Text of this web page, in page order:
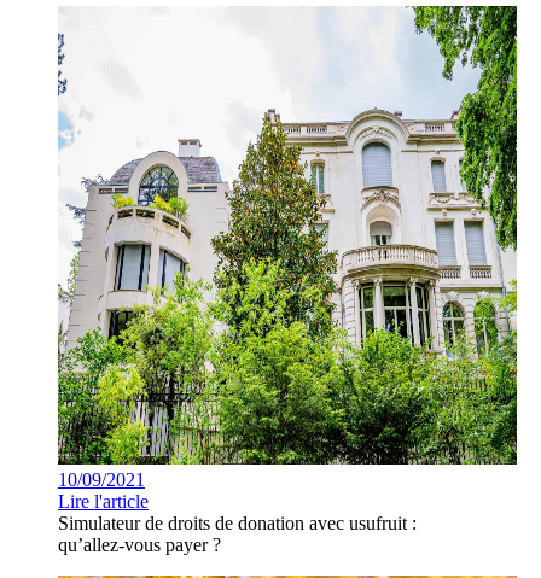
10/09/2021
Lire l'article
Simulateur de droits de donation avec usufruit :
qu’allez-vous payer ?